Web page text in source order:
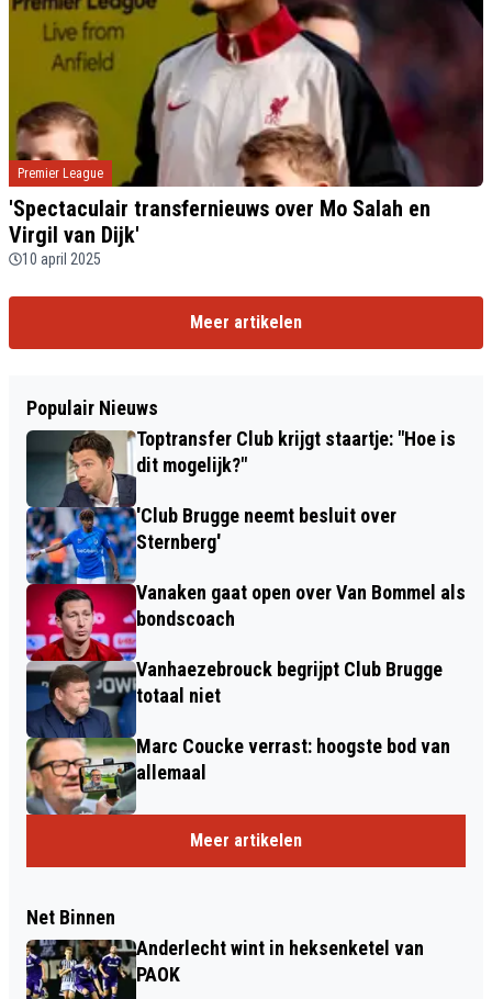
Premier League
'Spectaculair transfernieuws over Mo Salah en
Virgil van Dijk'
10 april 2025
Meer artikelen
Populair Nieuws
Toptransfer Club krijgt staartje: "Hoe is
dit mogelijk?"
'Club Brugge neemt besluit over
Sternberg'
Vanaken gaat open over Van Bommel als
bondscoach
Vanhaezebrouck begrijpt Club Brugge
totaal niet
Marc Coucke verrast: hoogste bod van
allemaal
Meer artikelen
Net Binnen
Anderlecht wint in heksenketel van
PAOK